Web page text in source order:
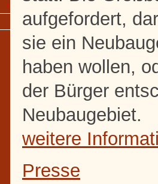
aufgefordert,
sie ein
haben wollen,
der Bürger
Neubaugebiet.
weitere
Presse